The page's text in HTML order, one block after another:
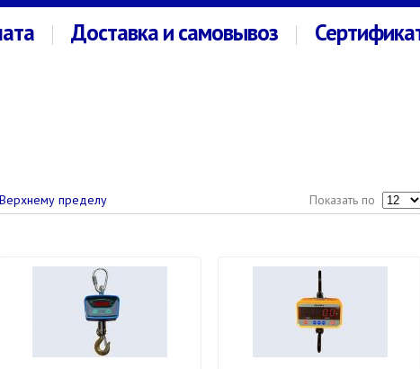
Доставка и самовывоз
Верхнему пределу
Показать по